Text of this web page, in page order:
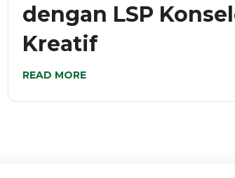
dengan LSP
Kreatif
READ MORE